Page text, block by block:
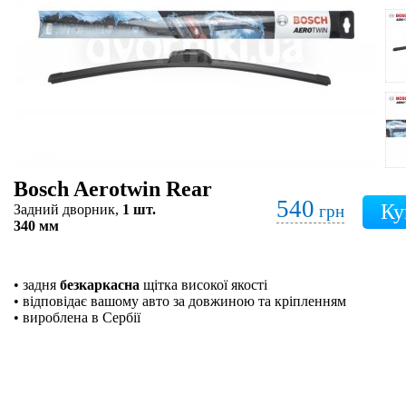
Bosch Aerotwin Rear
Задний дворник, 1 шт.
340 мм
540 грн
• задня безкаркасна щітка високої якості
• відповідає вашому авто за довжиною та кріпленням
• вироблена в Сербії